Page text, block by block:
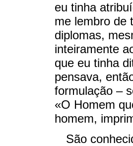
eu tinha
me lembro de
diplomas,
inteiramente
que eu tinha
pensava,
formulação –
«O Homem
homem,
São